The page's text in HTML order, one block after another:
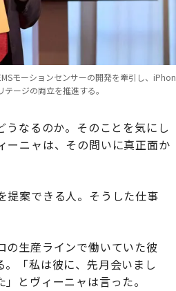
モーションセンサーの開発を牽引し、iPhon
ージの両立を推進する。
なるのか。そのことを気にし
ーニャは、その問いに真正面か
提案できる人。そうした仕事
の生産ラインで働いていた彼
「私は彼に、先月会いまし
とヴィーニャは言った。